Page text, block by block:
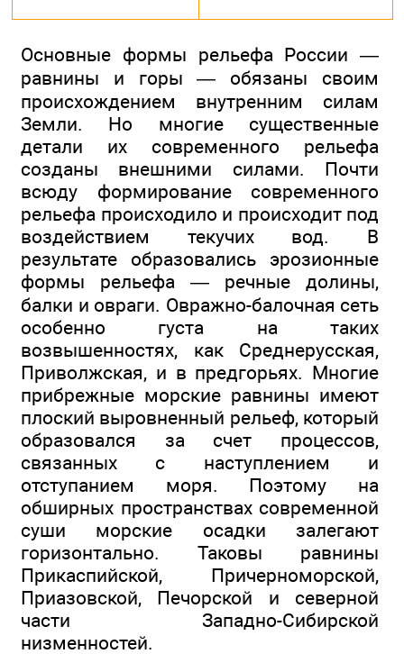
Основные формы рельефа России —
равнины и горы — обязаны своим
происхождением внутренним силам
Земли. Но многие существенные
детали их современного рельефа
созданы внешними силами. Почти
всюду формирование современного
рельефа происходило и происходит под
воздействием текучих вод. В
результате образовались эрозионные
формы рельефа — речные долины,
балки и овраги. Овражно-балочная сеть
особенно густа на таких
возвышенностях, как Среднерусская,
Приволжская, и в предгорьях. Многие
прибрежные морские равнины имеют
плоский выровненный рельеф, который
образовался за счет процессов,
связанных с наступлением и
отступанием моря. Поэтому на
обширных пространствах современной
суши морские осадки залегают
горизонтально. Таковы равнины
Прикаспийской, Причерноморской,
Приазовской, Печорской и северной
части Западно-Сибирской
низменностей.